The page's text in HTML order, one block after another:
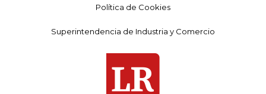
Política de Cookies
Superintendencia de Industria y Comercio